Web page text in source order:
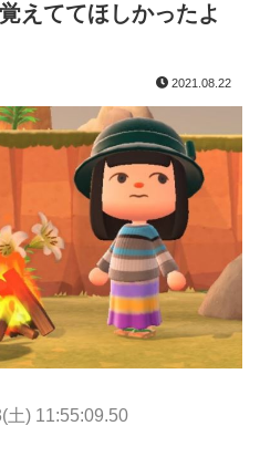
えててほしかったよ
2021.08.22
土) 11:55:09.50